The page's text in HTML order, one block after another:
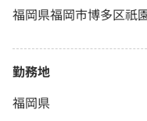
福岡県福岡市博多区祇
勤務地
福岡県